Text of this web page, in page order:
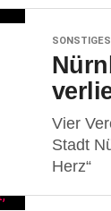
SONSTIGES
Vier
Stadt
Herz“